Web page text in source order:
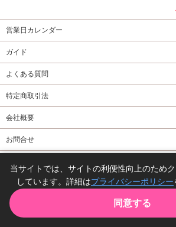
営業日カレンダー
ガイド
よくある質問
特定商取引法
会社概要
お問合せ
Copyright(C)
当サイトでは、サイトの利便性向上のため
しています。詳細はプライバシーポリシー
同意する